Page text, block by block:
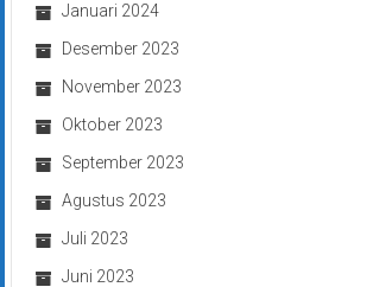
Januari 2024
Desember 2023
November 2023
Oktober 2023
September 2023
Agustus 2023
Juli 2023
Juni 2023